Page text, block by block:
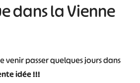
dans la Vienne
venir passer quelques jours dans
idée !!!